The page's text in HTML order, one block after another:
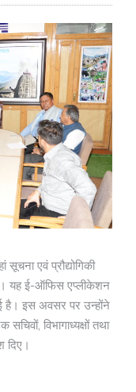
एवं प्रौद्योगिकी
यह ई-ऑफिस एप्लीकेशन
है। इस अवसर पर उन्होंने
विभागाध्यक्षों तथा
दिए।